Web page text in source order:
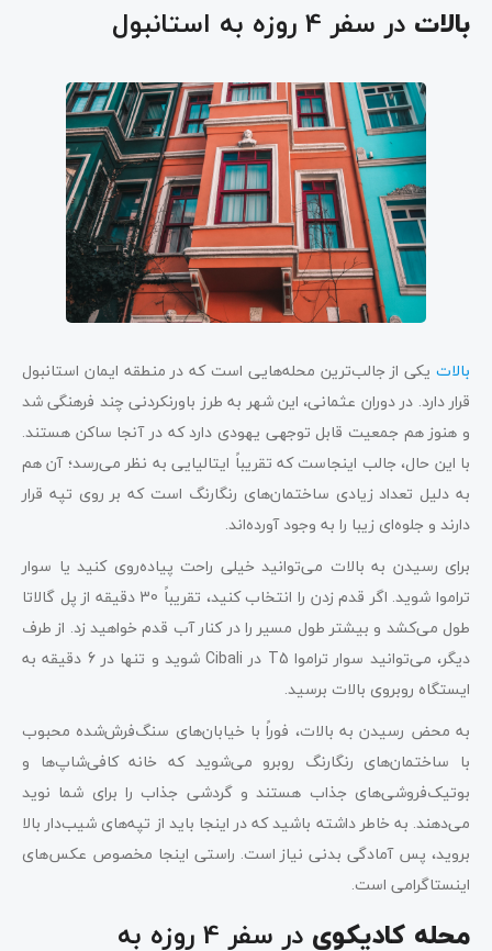
بالات در سفر 4 روزه به استانبول
بالات یکی از جالب‌ترین محله‌هایی است که در منطقه ایمان استانبول
قرار دارد. در دوران عثمانی، این شهر به طرز باورنکردنی چند فرهنگی شد
و هنوز هم جمعیت قابل توجهی یهودی دارد که در آنجا ساکن هستند.
با این حال، جالب اینجاست که تقریباً ایتالیایی به نظر می‌رسد؛ آن هم
به دلیل تعداد زیادی ساختمان‌های رنگارنگ است که بر روی تپه قرار
دارند و جلوه‌ای زیبا را به وجود آورده‌اند.
برای رسیدن به بالات می‌توانید خیلی راحت پیاده‌روی کنید یا سوار
تراموا شوید. اگر قدم زدن را انتخاب کنید، تقریباً 30 دقیقه از پل گالاتا
طول می‌کشد و بیشتر طول مسیر را در کنار آب قدم خواهید زد. از طرف
دیگر، می‌توانید سوار تراموا T5 در Cibali شوید و تنها در 6 دقیقه به
ایستگاه روبروی بالات برسید.
به محض رسیدن به بالات، فوراً با خیابان‌های سنگ‌فرش‌شده محبوب
با ساختمان‌های رنگارنگ روبرو می‌شوید که خانه کافی‌شاپ‌ها و
بوتیک‌فروشی‌های جذاب هستند و گردشی جذاب را برای شما نوید
می‌دهند. به خاطر داشته باشید که در اینجا باید از تپه‌های شیب‌دار بالا
بروید، پس آمادگی بدنی نیاز است. راستی اینجا مخصوص عکس‌های
اینستاگرامی است.
محله کادیکوی در سفر 4 روزه به